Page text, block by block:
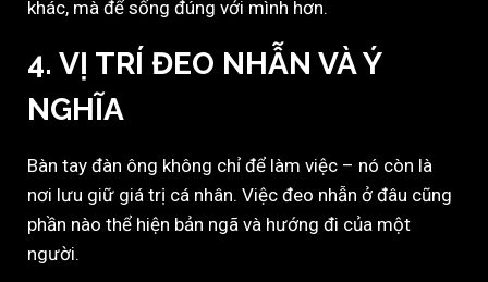
khác, mà để sống đúng với mình hơn.
4. VỊ TRÍ ĐEO NHẪN VÀ Ý
NGHĨA
Bàn tay đàn ông không chỉ để làm việc – nó còn là
nơi lưu giữ giá trị cá nhân. Việc đeo nhẫn ở đâu cũng
phần nào thể hiện bản ngã và hướng đi của một
người.